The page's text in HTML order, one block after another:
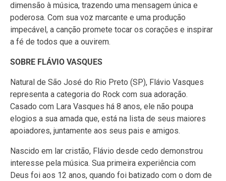
dimensão à música, trazendo uma mensagem única e
poderosa. Com sua voz marcante e uma produção
impecável, a canção promete tocar os corações e inspirar
a fé de todos que a ouvirem.
SOBRE FLÁVIO VASQUES
Natural de São José do Rio Preto (SP), Flávio Vasques
representa a categoria do Rock com sua adoração.
Casado com Lara Vasques há 8 anos, ele não poupa
elogios a sua amada que, está na lista de seus maiores
apoiadores, juntamente aos seus pais e amigos.
Nascido em lar cristão, Flávio desde cedo demonstrou
interesse pela música. Sua primeira experiência com
Deus foi aos 12 anos, quando foi batizado com o dom de